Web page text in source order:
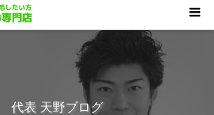
代表 天野ブログ